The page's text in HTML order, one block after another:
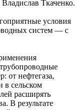
Ткаченко.
условия
систем — с
от нефтегаза,
сельском
расширять
В результате